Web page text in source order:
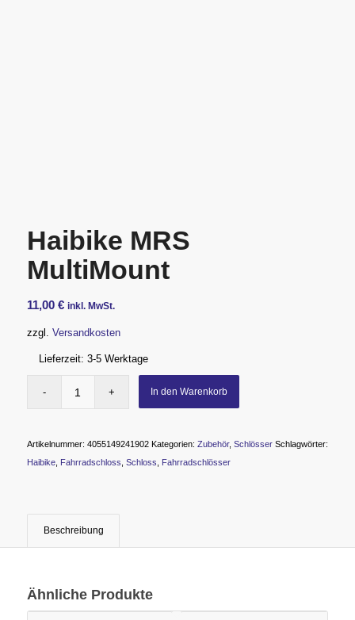
Haibike MRS
MultiMount
11,00 € inkl. MwSt.
zzgl. Versandkosten
Lieferzeit: 3-5 Werktage
In den Warenkorb
Artikelnummer: 4055149241902 Kategorien: Zubehör, Schlösser Schlagwörter:
Haibike, Fahrradschloss Schloss Fahrradschlösser
Beschreibung
Ähnliche Produkte